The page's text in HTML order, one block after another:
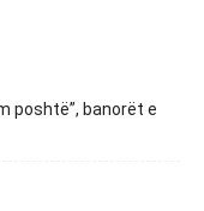
poshtë”, banorët e